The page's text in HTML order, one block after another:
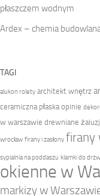
płaszczem wodnym
Ardex – chemia
TAGI
alukon rolety architekt wnętrz
ceramiczna płaska opinie
w warszawie drewniane
wrocław firany i zasłony firany
sypialnia na poddaszu klamki do
okienne w
markizy w